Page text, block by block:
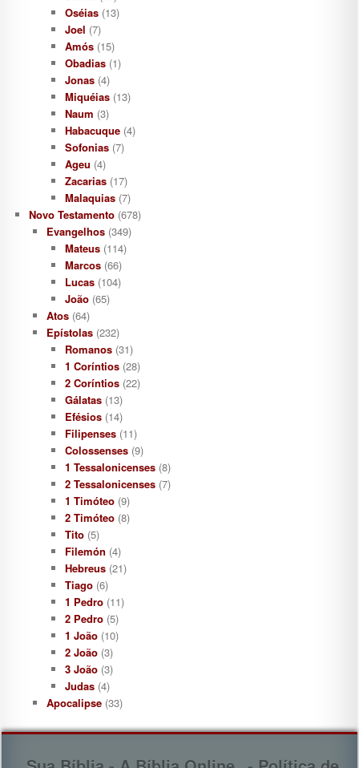
Oséias(13)
Joel (7)
Amós(15)
Obadias(1)
Jonas(4)
Miquéias(13)
Naum (3)
Habacuque(4)
Sofonias(7)
Ageu (4)
Zacarias(17)
Malaquias(7)
Novo Testamento(678)
Evangelhos (349)
Mateus(114)
Marcos(66)
Lucas(104)
João(65)
Atos (64)
Epístolas (232)
Romanos(31)
1 Coríntios(28)
2 Coríntios(22)
Gálatas(13)
Efésios(14)
Filipenses(11)
Colossenses(9)
1 Tessalonicenses(8)
2 Tessalonicenses(7)
1 Timóteo(9)
2 Timóteo(8)
Tito(5)
Filemón (4)
Hebreus(21)
Tiago(6)
1 Pedro(11)
2 Pedro(5)
1 João(10)
2 João(3)
3 João(3)
Judas(4)
Apocalipse (33)